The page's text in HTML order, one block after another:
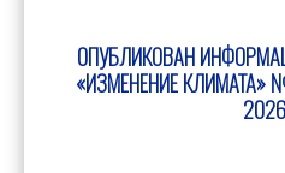
ОПУБЛИКОВАН
«ИЗМЕНЕНИЕ КЛИМАТА»